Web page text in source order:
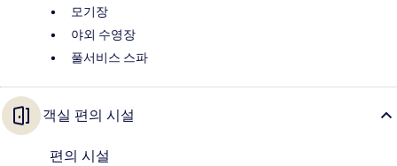
모기장
야외 수영장
풀서비스 스파
객실 편의 시설
편의 시설